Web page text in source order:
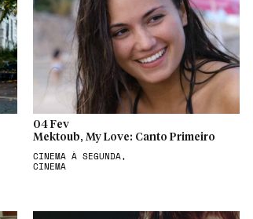
04 Fev
Mektoub, My Love: Canto Primeiro
CINEMA À SEGUNDA,
CINEMA